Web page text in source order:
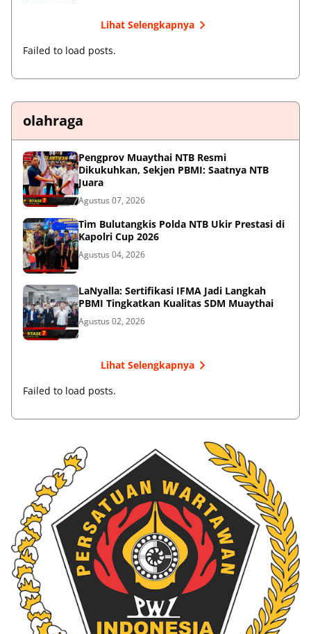
Lihat Selengkapnya
Failed to load posts.
olahraga
Pengprov Muaythai NTB Resmi
Dikukuhkan, Sekjen PBMI: Saatnya NTB
Juara
Agustus 07, 2026
Tim Bulutangkis Polda NTB Ukir Prestasi di
Kapolri Cup 2026
Agustus 04, 2026
LaNyalla: Sertifikasi IFMA Jadi Langkah
PBMI Tingkatkan Kualitas SDM Muaythai
Agustus 02, 2026
Lihat Selengkapnya
Failed to load posts.